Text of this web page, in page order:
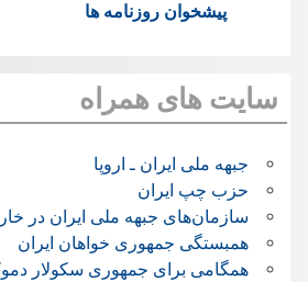
پیشخوان روزنامه ها
سایت های همراه
جبهه ملی ایران ـ اروپا
حزب چپ ایران
سازمان‌های جبهه ملی ایران در
همبستگی جمهوری خواهان ایران
همگامی برای جمهوری سکولار